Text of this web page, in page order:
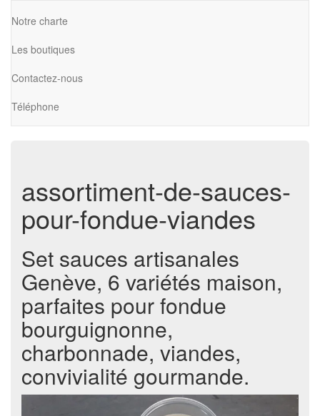
Notre charte
Les boutiques
Contactez-nous
Téléphone
assortiment-de-sauces-
pour-fondue-viandes
Set sauces artisanales
Genève, 6 variétés maison,
parfaites pour fondue
bourguignonne,
charbonnade, viandes,
convivialité gourmande.